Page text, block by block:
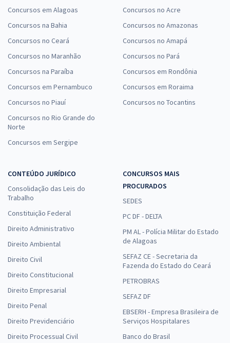
Concursos em Alagoas
Concursos na Bahia
Concursos no Ceará
Concursos no Maranhão
Concursos na Paraíba
Concursos em Pernambuco
Concursos no Piauí
Concursos no Rio Grande do
Norte
Concursos em Sergipe
Concursos no Acre
Concursos no Amazonas
Concursos no Amapá
Concursos no Pará
Concursos em Rondônia
Concursos em Roraima
Concursos no Tocantins
CONTEÚDO JURÍDICO
Consolidação das Leis do
Trabalho
Constituição Federal
Direito Administrativo
Direito Ambiental
Direito Civil
Direito Constitucional
Direito Empresarial
Direito Penal
Direito Previdenciário
Direito Processual Civil
CONCURSOS MAIS
PROCURADOS
SEDES
PC DF - DELTA
PM AL - Polícia Militar do Estado
de Alagoas
SEFAZ CE - Secretaria da
Fazenda do Estado do Ceará
PETROBRAS
SEFAZ DF
EBSERH - Empresa Brasileira de
Serviços Hospitalares
Banco do Brasil